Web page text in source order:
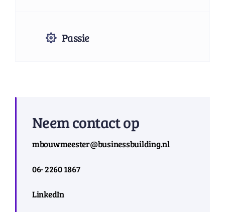
Passie
Neem contact op
mbouwmeester@businessbuilding.nl
06- 2260 1867
LinkedIn